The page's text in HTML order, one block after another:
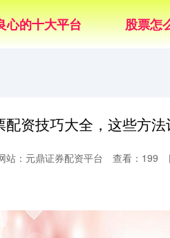
心的十大平台 股票怎
资技巧大全，这些方法
站：元鼎证券配资平台 查看：199